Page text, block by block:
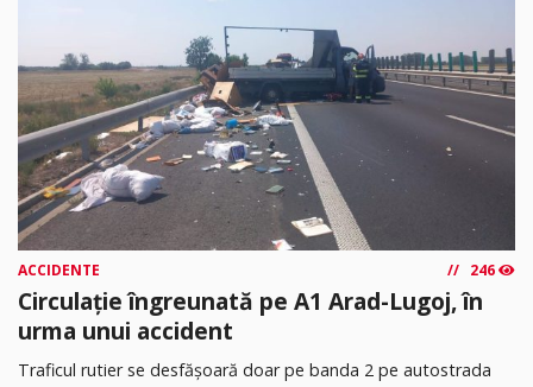
ACCIDENTE 246
Circulație îngreunată pe A1 Arad-Lugoj, în
urma unui accident
Traficul rutier se desfășoară doar pe banda 2 pe autostrada